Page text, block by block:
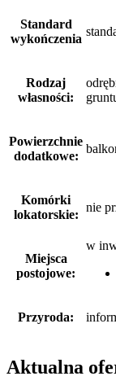
Standard
wykończenia
Rodzaj
własności:
Powierzchnie
dodatkowe:
Komórki
lokatorskie:
nie
Miejsca
postojowe:
w
Przyroda:
Aktualna